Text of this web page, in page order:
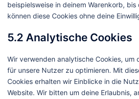
beispielsweise in deinem Warenkorb,
können diese Cookies ohne deine
5.2 Analytische Cookies
Wir verwenden analytische Cookies, um
für unsere Nutzer zu optimieren. Mit
Cookies erhalten wir Einblicke in die
Website. Wir bitten um deine Erlaubnis,